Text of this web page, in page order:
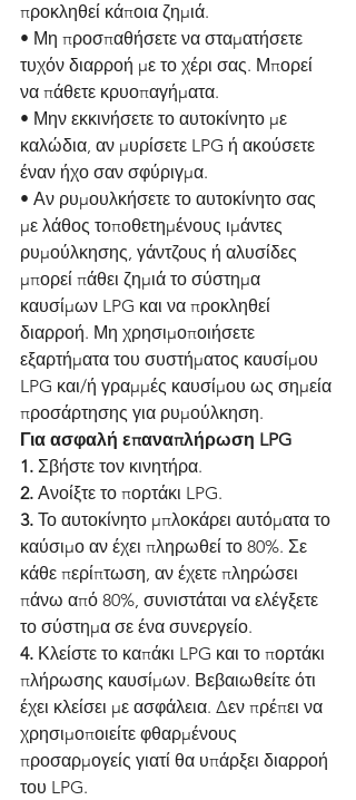
προκληθεί κάποια ζημιά.
• Μη προσπαθήσετε να σταματήσετε
τυχόν διαρροή με το χέρι σας. Μπορεί
να πάθετε κρυοπαγήματα.
• Μην εκκινήσετε το αυτοκίνητο με
καλώδια, αν μυρίσετε LPG ή ακούσετε
έναν ήχο σαν σφύριγμα.
• Αν ρυμουλκήσετε το αυτοκίνητο σας
με λάθος τοποθετημένους ιμάντες
ρυμούλκησης, γάντζους ή αλυσίδες
μπορεί πάθει ζημιά το σύστημα
καυσίμων LPG και να προκληθεί
διαρροή. Μη χρησιμοποιήσετε
εξαρτήματα του συστήματος καυσίμου
LPG και/ή γραμμές καυσίμου ως σημεία
προσάρτησης για ρυμούλκηση.
Για ασφαλή επαναπλήρωση LPG
1. Σβήστε τον κινητήρα.
2. Ανοίξτε το πορτάκι LPG.
3. Το αυτοκίνητο μπλοκάρει αυτόματα το
καύσιμο αν έχει πληρωθεί το 80%. Σε
κάθε περίπτωση, αν έχετε πληρώσει
πάνω από 80%, συνιστάται να ελέγξετε
το σύστημα σε ένα συνεργείο.
4. Κλείστε το καπάκι LPG και το πορτάκι
πλήρωσης καυσίμων. Βεβαιωθείτε ότι
έχει κλείσει με ασφάλεια. Δεν πρέπει να
χρησιμοποιείτε φθαρμένους
προσαρμογείς γιατί θα υπάρξει διαρροή
του LPG.